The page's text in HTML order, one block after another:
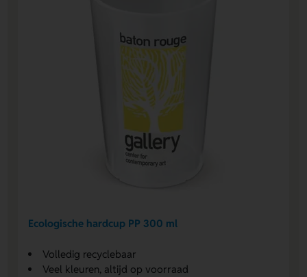
Ecologische hardcup PP 300 ml
Volledig recyclebaar
Veel kleuren, altijd op voorraad